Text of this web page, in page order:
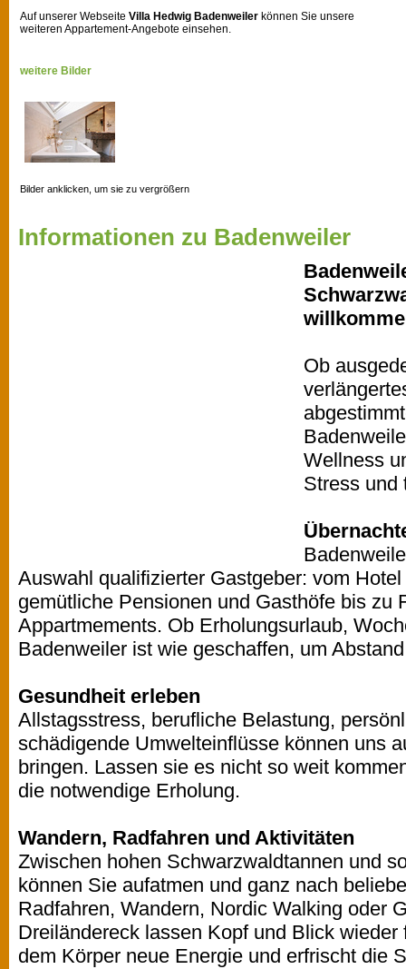
Auf unserer Webseite Villa Hedwig Badenweiler können Sie unsere
weiteren Appartement-Angebote einsehen.
weitere Bilder
Bilder anklicken, um sie zu vergrößern
Informationen zu Badenweiler
Ob
Wellness
Stress und
Auswahl qualifizierter Gastgeber: vom
gemütliche Pensionen und Gasthöfe bis zu
Appartmements. Ob Erholungsurlaub,
Badenweiler ist wie geschaffen, um
Gesundheit erleben
Allstagsstress, berufliche Belastung,
schädigende Umwelteinflüsse können uns
bringen. Lassen sie es nicht so weit
die notwendige Erholung.
Wandern, Radfahren und Aktivitäten
Zwischen hohen Schwarzwaldtannen und
können Sie aufatmen und ganz nach
Radfahren, Wandern, Nordic Walking oder
Dreiländereck lassen Kopf und Blick
dem Körper neue Energie und erfrischt die